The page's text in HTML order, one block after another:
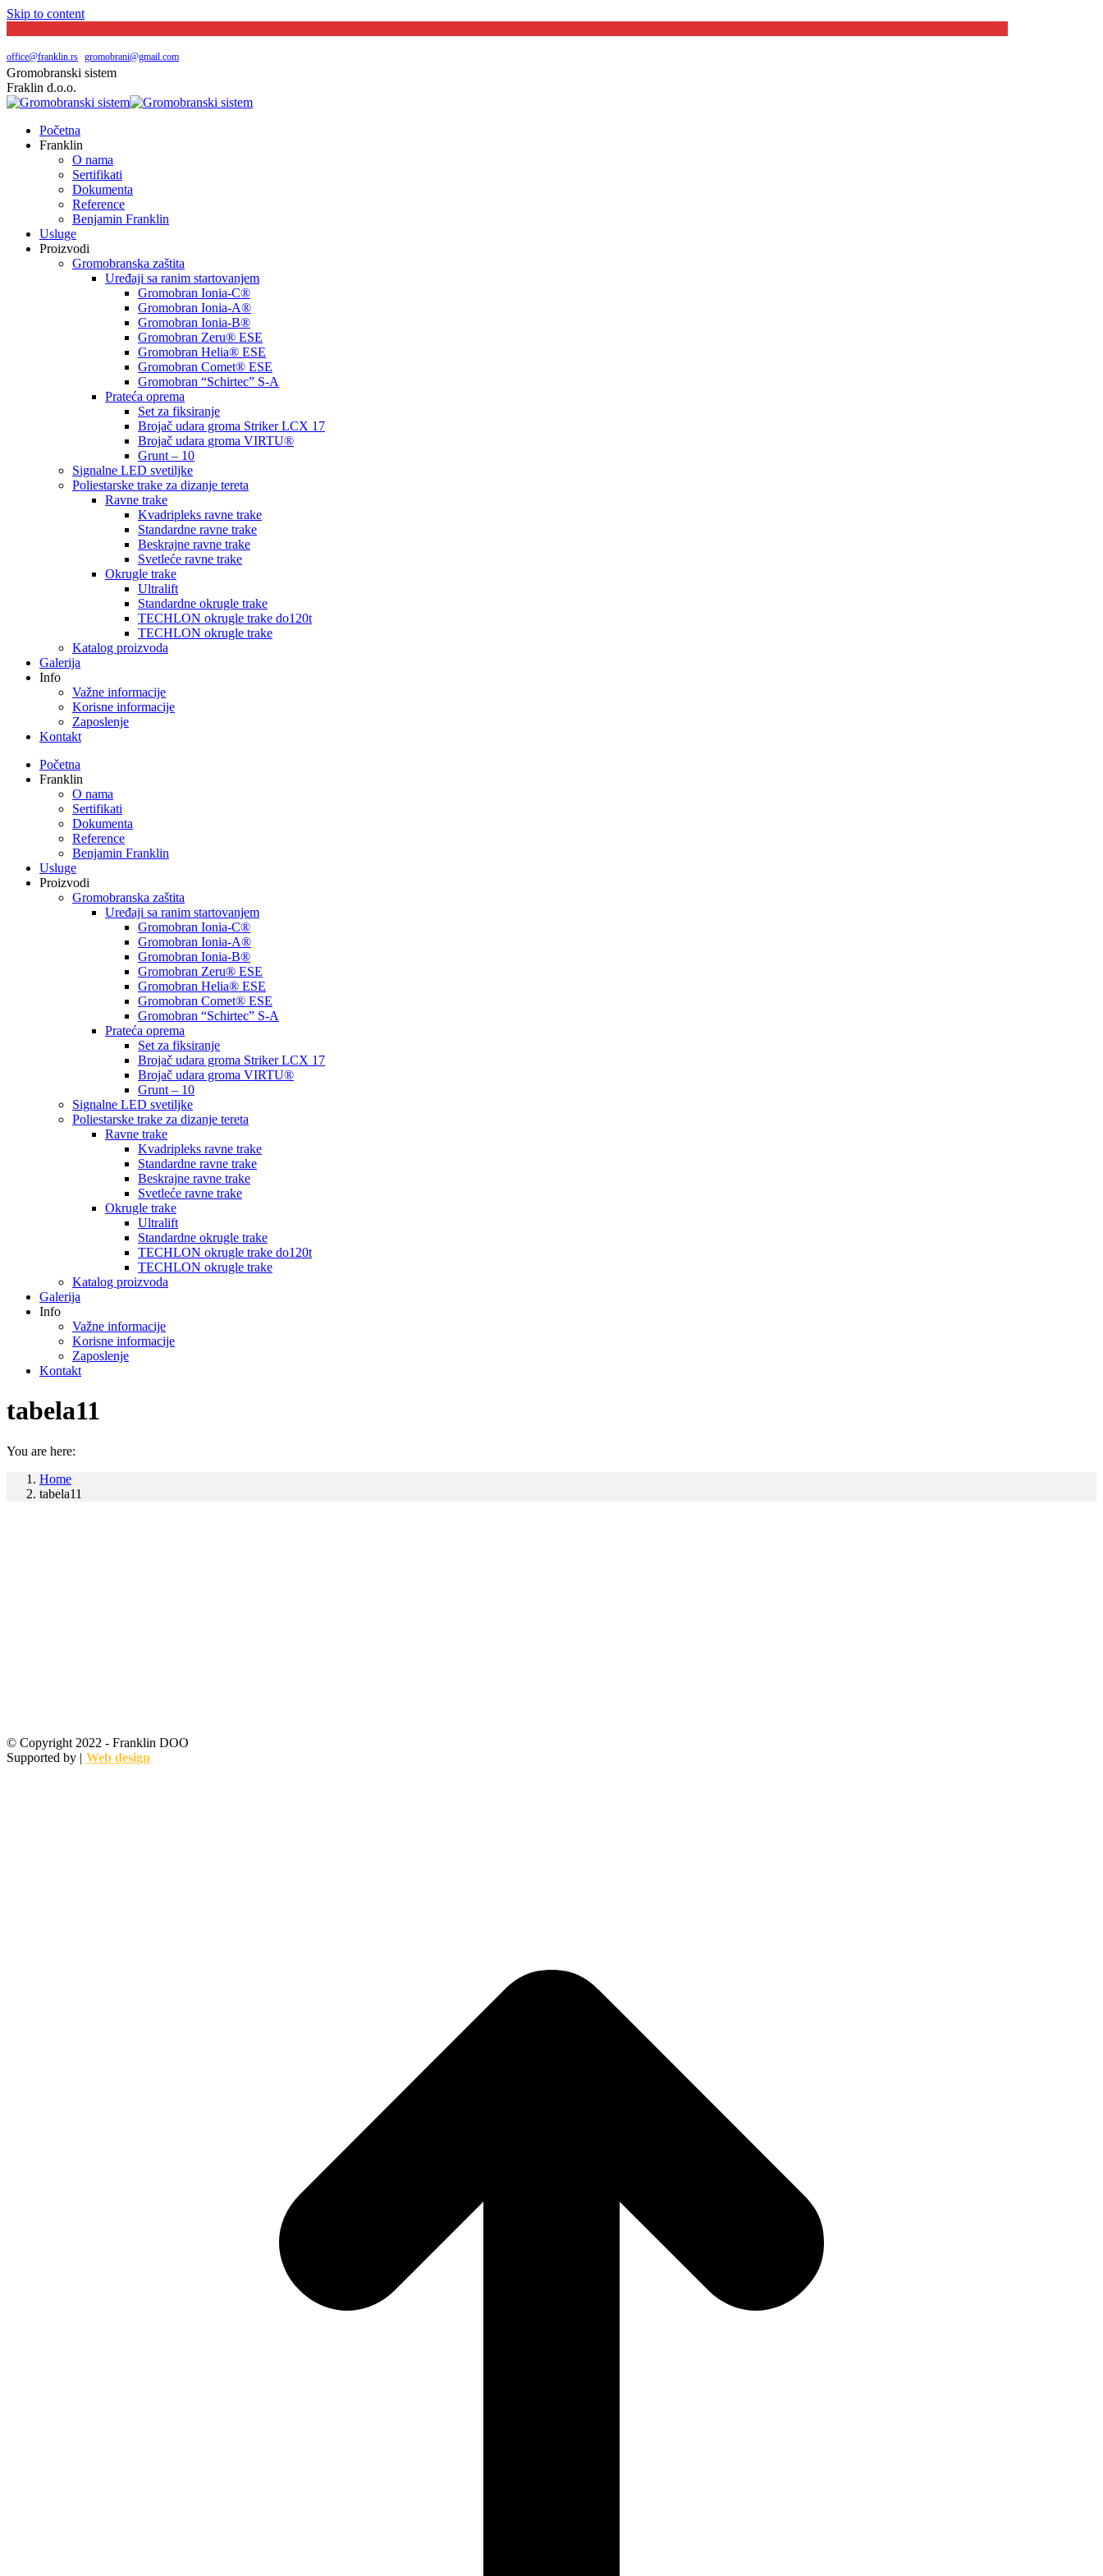
Skip to content
office@franklin.rs gromobrani@gmail.com
Gromobranski sistem
Fraklin d.o.o.
Početna
Franklin
O nama
Sertifikati
Dokumenta
Reference
Benjamin Franklin
Usluge
Proizvodi
Gromobranska zaštita
Uređaji sa ranim startovanjem
Gromobran Ionia-C®
Gromobran Ionia-A®
Gromobran Ionia-B®
Gromobran Zeru® ESE
Gromobran Helia® ESE
Gromobran Comet® ESE
Gromobran “Schirtec” S-A
Prateća oprema
Set za fiksiranje
Brojač udara groma Striker LCX 17
Brojač udara groma VIRTU®
Grunt – 10
Signalne LED svetiljke
Poliestarske trake za dizanje tereta
Ravne trake
Kvadripleks ravne trake
Standardne ravne trake
Beskrajne ravne trake
Svetleće ravne trake
Okrugle trake
Ultralift
Standardne okrugle trake
TECHLON okrugle trake do120t
TECHLON okrugle trake
Katalog proizvoda
Galerija
Info
Važne informacije
Korisne informacije
Zaposlenje
Kontakt
Početna
Franklin
O nama
Sertifikati
Dokumenta
Reference
Benjamin Franklin
Usluge
Proizvodi
Gromobranska zaštita
Uređaji sa ranim startovanjem
Gromobran Ionia-C®
Gromobran Ionia-A®
Gromobran Ionia-B®
Gromobran Zeru® ESE
Gromobran Helia® ESE
Gromobran Comet® ESE
Gromobran “Schirtec” S-A
Prateća oprema
Set za fiksiranje
Brojač udara groma Striker LCX 17
Brojač udara groma VIRTU®
Grunt – 10
Signalne LED svetiljke
Poliestarske trake za dizanje tereta
Ravne trake
Kvadripleks ravne trake
Standardne ravne trake
Beskrajne ravne trake
Svetleće ravne trake
Okrugle trake
Ultralift
Standardne okrugle trake
TECHLON okrugle trake do120t
TECHLON okrugle trake
Katalog proizvoda
Galerija
Info
Važne informacije
Korisne informacije
Zaposlenje
Kontakt
tabela11
You are here:
Home
tabela11
© Copyright 2022 - Franklin DOO
Supported by | Web design